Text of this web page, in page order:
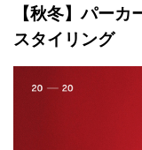
【秋冬】パー
スタイリング